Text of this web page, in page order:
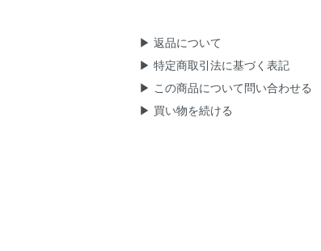
▶ 返品について
▶ 特定商取引法に基づく表記
▶ この商品について問い合わせる
▶ 買い物を続ける